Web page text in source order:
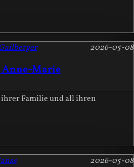
Anne-Marie
2026-05-08
Familie und all ihren
2026-05-08